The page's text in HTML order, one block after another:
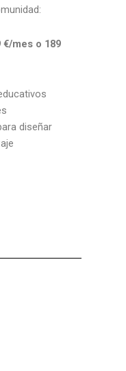
mes o 189
diseñar